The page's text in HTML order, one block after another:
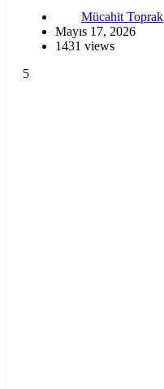
Mücahit Toprak
Mayıs 17, 2026
1431 views
5